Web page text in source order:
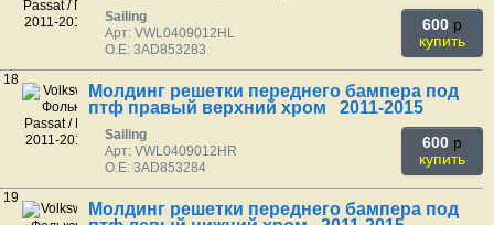
Sailing
Арт: VWL0409012HL
O.E: 3AD853283
600 p
купить
18
Молдинг решетки переднего бампера под
птф правый верхний хром 2011-2015
Sailing
Арт: VWL0409012HR
O.E: 3AD853284
600 p
купить
19
Молдинг решетки переднего бампера под